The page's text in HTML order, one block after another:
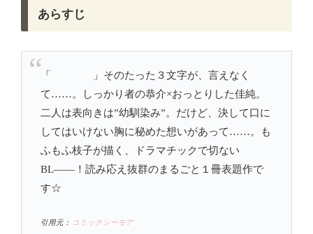
あらすじ
「 」そのたった３文字が、言えなく
て……。しっかり者の恭介×おっとりした佳純。
二人は表向きは”幼馴染み”。だけど、決して口に
してはいけない胸に秘めた想いがあって……。も
ふもふ枝子が描く、ドラマチックで切ない
BL――！読み応え抜群のまるごと１冊表題作で
す☆
引用元： コミックシーモア